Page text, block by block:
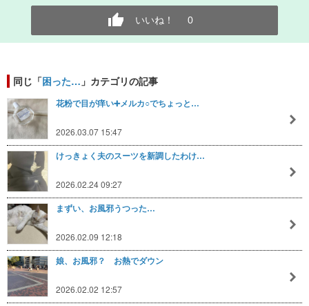
いいね！ 0
同じ「困った… 」カテゴリの記事
花粉で目が痒い➕メルカ○でちょっと…
2026.03.07 15:47
けっきょく夫のスーツを新調したわけ…
2026.02.24 09:27
まずい、お風邪うつった…
2026.02.09 12:18
娘、お風邪？ お熱でダウン
2026.02.02 12:57